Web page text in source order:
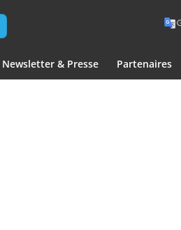
Newsletter & Presse Partenaires